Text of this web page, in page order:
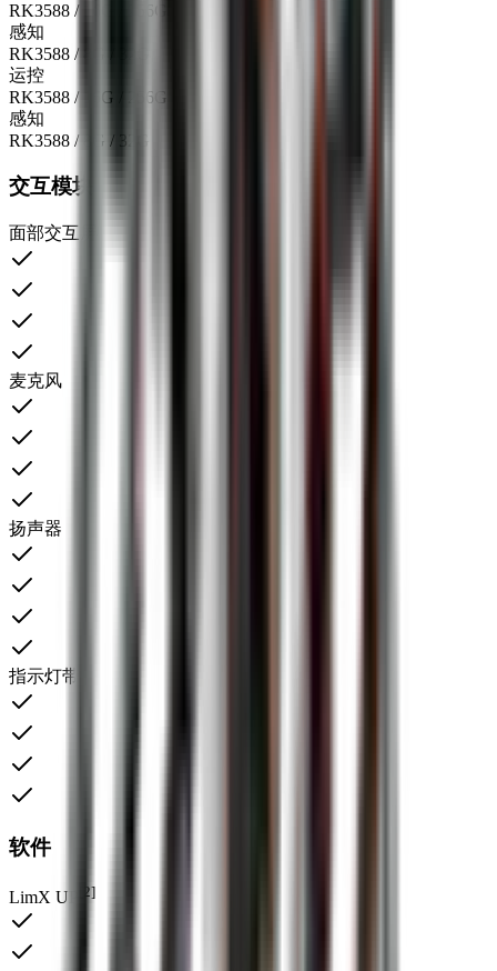
RK3588 / 16G / 256G
感知
RK3588 / 8G / 32G
运控
RK3588 / 16G / 256G
感知
RK3588 / 8G / 32G
交互模块
面部交互屏
麦克风
扬声器
指示灯带
软件
LimX UP [2]